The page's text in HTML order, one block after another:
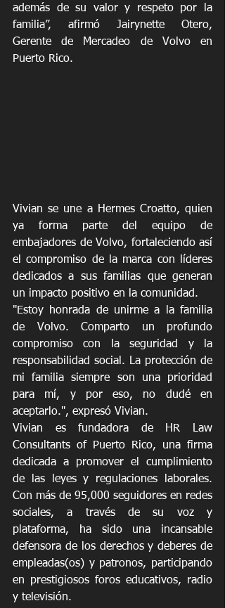
además de su valor y respeto por la
familia”, afirmó Jairynette Otero,
Gerente de Mercadeo de Volvo en
Puerto Rico.
Vivian se une a Hermes Croatto, quien
ya forma parte del equipo de
embajadores de Volvo, fortaleciendo así
el compromiso de la marca con líderes
dedicados a sus familias que generan
un impacto positivo en la comunidad.
"Estoy honrada de unirme a la familia
de Volvo. Comparto un profundo
compromiso con la seguridad y la
responsabilidad social. La protección de
mi familia siempre son una prioridad
para mí, y por eso, no dudé en
aceptarlo.", expresó Vivian.
Vivian es fundadora de HR Law
Consultants of Puerto Rico, una firma
dedicada a promover el cumplimiento
de las leyes y regulaciones laborales.
Con más de 95,000 seguidores en redes
sociales, a través de su voz y
plataforma, ha sido una incansable
defensora de los derechos y deberes de
empleadas(os) y patronos, participando
en prestigiosos foros educativos, radio
y televisión.